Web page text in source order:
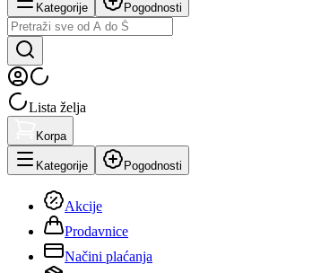
Kategorije Pogodnosti
Lista želja
Korpa
Kategorije Pogodnosti
Akcije
Prodavnice
Načini plaćanja